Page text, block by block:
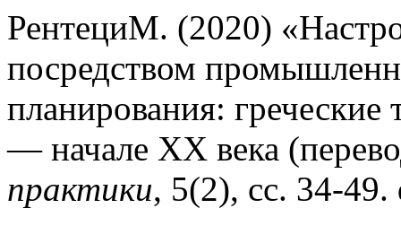
РентециМ. (2020)
посредством
планирования:
— начале XX века
практики, 5(2), сс. 34-